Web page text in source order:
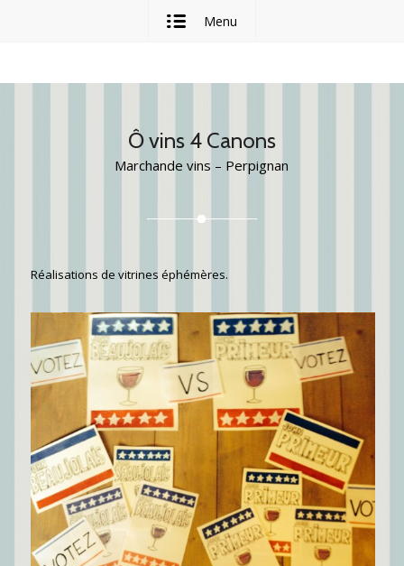
Menu
Ô vins 4 Canons
Marchande vins – Perpignan
Réalisations de vitrines éphémères.